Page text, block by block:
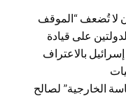
لا تُضعف “الموقف
على قيادة
بالاعتراف
الخارجية” لصالح